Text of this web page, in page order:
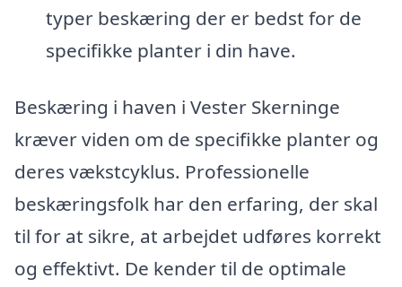
typer beskæring der er bedst for de
specifikke planter i din have.
Beskæring i haven i Vester Skerninge
kræver viden om de specifikke planter og
deres vækstcyklus. Professionelle
beskæringsfolk har den erfaring, der skal
til for at sikre, at arbejdet udføres korrekt
og effektivt. De kender til de optimale